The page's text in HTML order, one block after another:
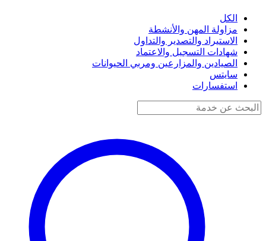
الكل
مزاولة المهن والأنشطة
الاستيراد والتصدير والتداول
شهادات التسجيل والاعتماد
الصيادين والمزارعين ومربي الحيوانات
سايتس
استفسارات